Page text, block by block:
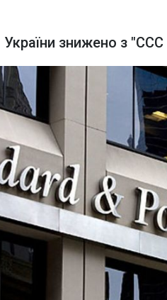
України знижено з